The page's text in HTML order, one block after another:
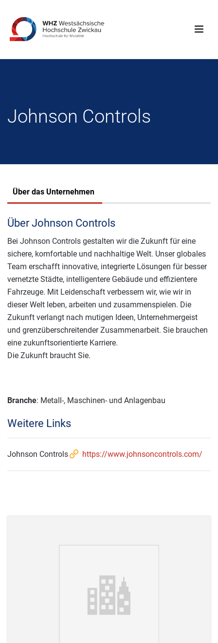
Johnson Controls
Über das Unternehmen
Über Johnson Controls
Bei Johnson Controls gestalten wir die Zukunft für eine
sichere, komfortable und nachhaltige Welt. Unser globales
Team erschafft innovative, integrierte Lösungen für besser
vernetzte Städte, intelligentere Gebäude und effizientere
Fahrzeuge. Mit Leidenschaft verbessern wir, wie wir in
dieser Welt leben, arbeiten und zusammenspielen. Die
Zukunft verlangt nach mutigen Ideen, Unternehmergeist
und grenzüberschreitender Zusammenarbeit. Sie brauchen
eine zukunftsorientierte Karriere.
Die Zukunft braucht Sie.
Branche: Metall-, Maschinen- und Anlagenbau
Weitere Links
Johnson Controls https://www.johnsoncontrols.com/